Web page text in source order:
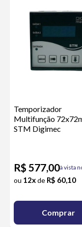
Temporizador
Multifunção
STM Digimec
R$ 577,00à vista
ou 12xde R$ 60,10
Comprar